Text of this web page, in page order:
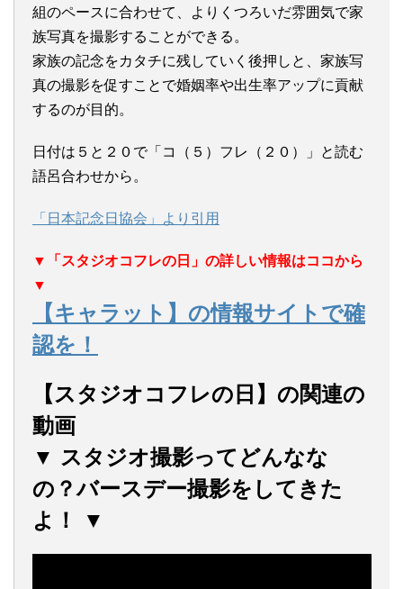
組のペースに合わせて、よりくつろいだ雰囲気で家
族写真を撮影することができる。
家族の記念をカタチに残していく後押しと、家族写
真の撮影を促すことで婚姻率や出生率アップに貢献
するのが目的。
日付は５と２０で「コ（５）フレ（２０）」と読む
語呂合わせから。
「日本記念日協会」より引用
▼「スタジオコフレの日」の詳しい情報はココから
▼
【キャラット】の情報サイトで確
認を！
【スタジオコフレの日】の関連の
動画
▼ スタジオ撮影ってどんなな
の？バースデー撮影をしてきた
よ！ ▼